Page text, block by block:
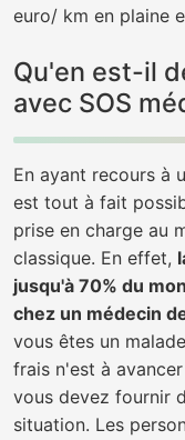
euro/ km en plaine
Qu'en est-il
avec SOS
En ayant recours à
est tout à fait
prise en charge au
classique. En effet,
jusqu'à 70% du
chez un médecin
vous êtes un
frais n'est à
vous devez fournir
situation. Les